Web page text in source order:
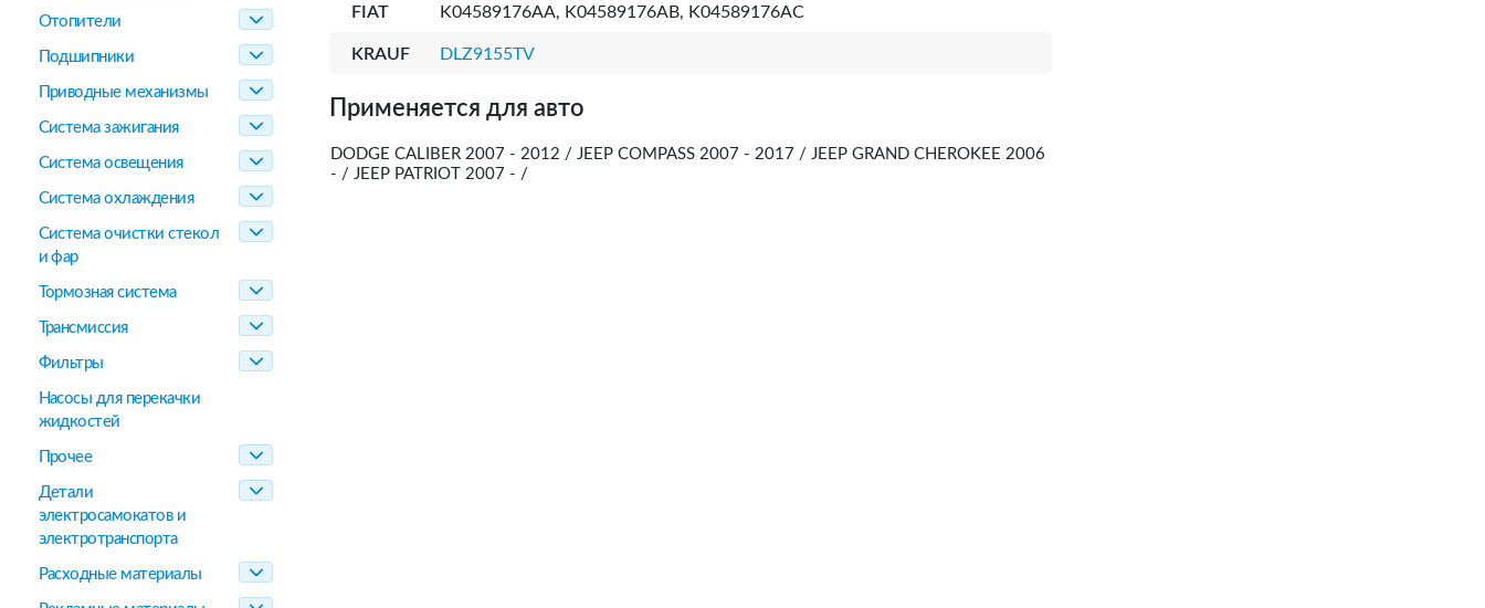
Отопители
Подшипники
Приводные механизмы
Система зажигания
Система освещения
Система охлаждения
Система очистки стекол
и фар
Тормозная система
Трансмиссия
Фильтры
Насосы для перекачки
жидкостей
Прочее
Детали
электросамокатов и
электротранспорта
Расходные материалы
FIAT K04589176AA, K04589176AB, K04589176AC
KRAUF DLZ9155TV
Применяется для авто
DODGE CALIBER 2007 - 2012 / JEEP COMPASS 2007 - 2017 / JEEP GRAND CHEROKEE 2006
- / JEEP PATRIOT 2007 - /